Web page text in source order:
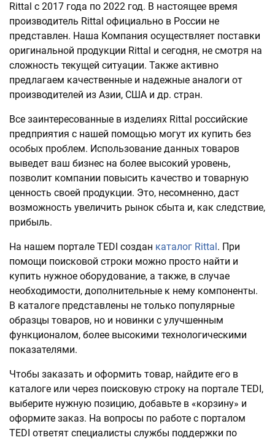
Rittal c 2017 года по 2022 год. В настоящее время
производитель Rittal официально в России не
представлен. Наша Компания осуществляет поставки
оригинальной продукции Rittal и сегодня, не смотря на
сложность текущей ситуации. Также активно
предлагаем качественные и надежные аналоги от
производителей из Азии, США и др. стран.
Все заинтересованные в изделиях Rittal российские
предприятия с нашей помощью могут их купить без
особых проблем. Использование данных товаров
выведет ваш бизнес на более высокий уровень,
позволит компании повысить качество и товарную
ценность своей продукции. Это, несомненно, даст
возможность увеличить рынок сбыта и, как следствие,
прибыль.
На нашем портале TEDI создан каталог Rittal . При
помощи поисковой строки можно просто найти и
купить нужное оборудование, а также, в случае
необходимости, дополнительные к нему компоненты.
В каталоге представлены не только популярные
образцы товаров, но и новинки с улучшенным
функционалом, более высокими технологическими
показателями.
Чтобы заказать и оформить товар, найдите его в
каталоге или через поисковую строку на портале TEDI,
выберите нужную позицию, добавьте в «корзину» и
оформите заказ. На вопросы по работе с порталом
TEDI ответят специалисты службы поддержки по